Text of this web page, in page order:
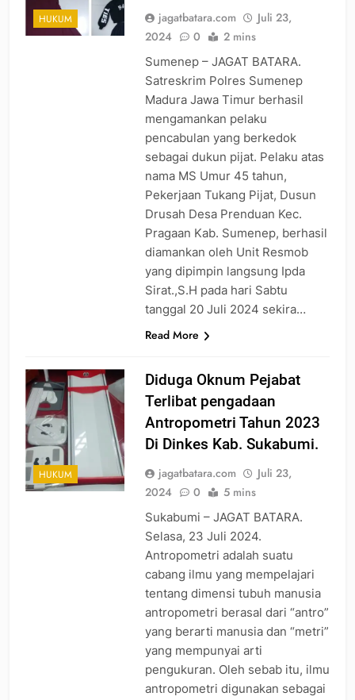
HUKUM jagatbatara.com
Juli 23,
2024
0 2 mins
Sumenep – JAGAT BATARA.
Satreskrim Polres Sumenep
Madura Jawa Timur berhasil
mengamankan pelaku
pencabulan yang berkedok
sebagai dukun pijat. Pelaku atas
nama MS Umur 45 tahun,
Pekerjaan Tukang Pijat, Dusun
Drusah Desa Prenduan Kec.
Pragaan Kab. Sumenep, berhasil
diamankan oleh Unit Resmob
yang dipimpin langsung Ipda
Sirat.,S.H pada hari Sabtu
tanggal 20 Juli 2024 sekira…
Read More
HUKUM
Diduga Oknum Pejabat
Terlibat pengadaan
Antropometri Tahun 2023
Di Dinkes Kab. Sukabumi.
jagatbatara.com
Juli 23,
2024
0 5 mins
Sukabumi – JAGAT BATARA.
Selasa, 23 Juli 2024.
Antropometri adalah suatu
cabang ilmu yang mempelajari
tentang dimensi tubuh manusia
antropometri berasal dari “antro”
yang berarti manusia dan “metri”
yang mempunyai arti
pengukuran. Oleh sebab itu, ilmu
antropometri digunakan sebagai